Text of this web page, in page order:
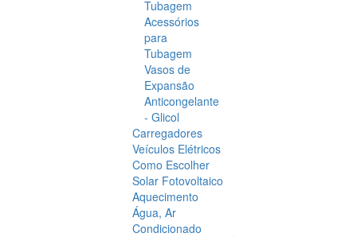
Tubagem
Acessórios
para
Tubagem
Vasos de
Expansão
Anticongelante
- Glicol
Carregadores
Veículos Elétricos
Como Escolher
Solar Fotovoltaico
Aquecimento
Água, Ar
Condicionado